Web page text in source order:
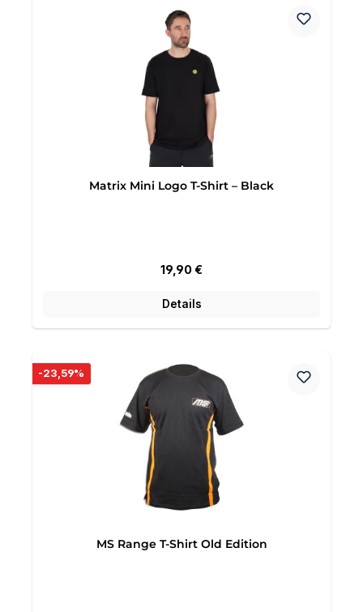
Matrix Mini Logo T-Shirt – Black
Regulärer Preis:
19,90 €
Details
-23,59%
MS Range T-Shirt Old Edition